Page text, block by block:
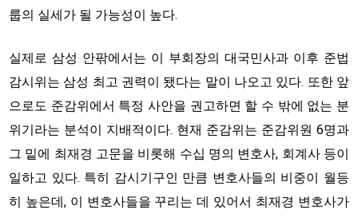
룹의 실세가 될 가능성이 높다.
실제로 삼성 안팎에서는 이 부회장의 대국민사과 이후 준법
감시위는 삼성 최고 권력이 됐다는 말이 나오고 있다. 또한 앞
으로도 준감위에서 특정 사안을 권고하면 할 수 밖에 없는 분
위기라는 분석이 지배적이다. 현재 준감위는 준감위원 6명과
그 밑에 최재경 고문을 비롯해 수십 명의 변호사, 회계사 등이
일하고 있다. 특히 감시기구인 만큼 변호사들의 비중이 월등
히 높은데, 이 변호사들을 꾸리는 데 있어서 최재경 변호사가